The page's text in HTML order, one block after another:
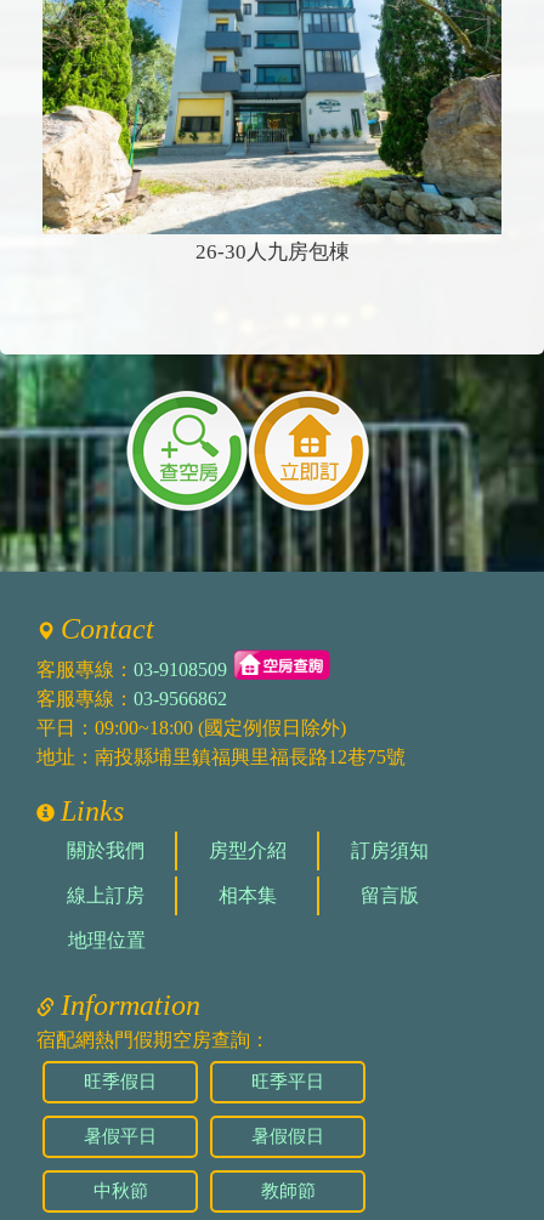
26-30人九房包棟
Contact
客服專線： 03-9108509
客服專線： 03-9566862
平日：09:00~18:00 (國定例假日除外)
地址：南投縣埔里鎮福興里福長路12巷75號
Links
關於我們 房型介紹 訂房須知
線上訂房 相本集 留言版
地理位置
Information
宿配網熱門假期空房查詢：
旺季假日 旺季平日
暑假平日 暑假假日
中秋節 教師節